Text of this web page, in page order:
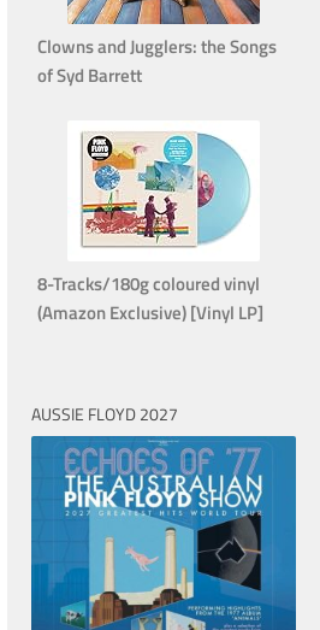
Clowns and Jugglers: the Songs
of Syd Barrett
8-Tracks/180g coloured vinyl
(Amazon Exclusive) [Vinyl LP]
AUSSIE FLOYD 2027